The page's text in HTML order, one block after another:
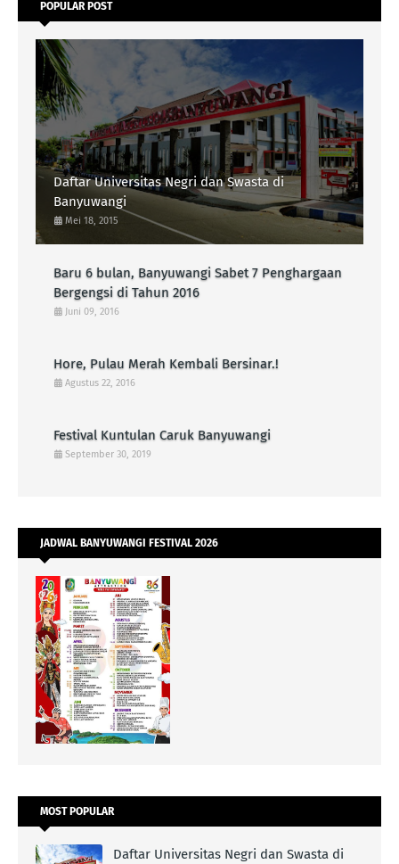
POPULAR POST
Daftar Universitas Negri dan Swasta di
Banyuwangi
Mei 18, 2015
Baru 6 bulan, Banyuwangi Sabet 7 Penghargaan
Bergengsi di Tahun 2016
Juni 09, 2016
Hore, Pulau Merah Kembali Bersinar.!
Agustus 22, 2016
Festival Kuntulan Caruk Banyuwangi
September 30, 2019
JADWAL BANYUWANGI FESTIVAL 2026
MOST POPULAR
Daftar Universitas Negri dan Swasta di